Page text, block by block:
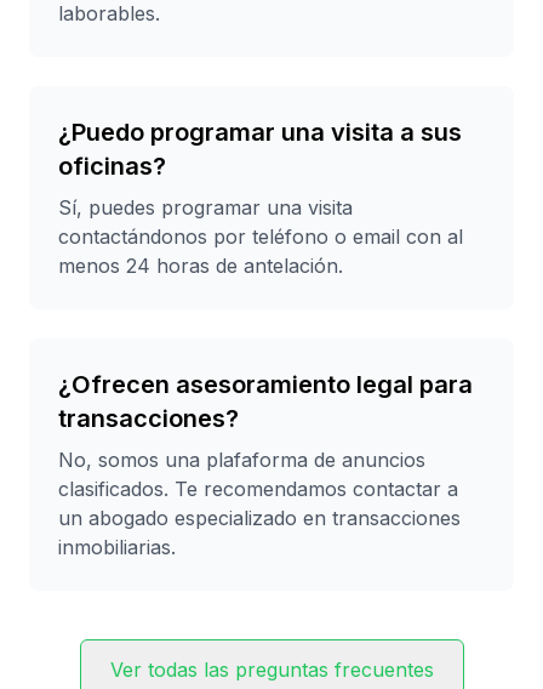
laborables.
¿Puedo programar una visita a sus
oficinas?
Sí, puedes programar una visita
contactándonos por teléfono o email con al
menos 24 horas de antelación.
¿Ofrecen asesoramiento legal para
transacciones?
No, somos una plafaforma de anuncios
clasificados. Te recomendamos contactar a
un abogado especializado en transacciones
inmobiliarias.
Ver todas las preguntas frecuentes